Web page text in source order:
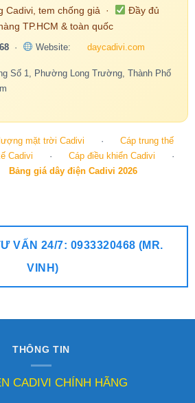
Cadivi, tem chống giả ·
Đầy đủ
TP.HCM & toàn quốc
· Website: daycadivi.com
Số 1, Phường Long Trường, Thành Phố
mặt trời Cadivi ·
Cáp trung thế
Cadivi · Cáp điều khiển Cadivi
·
Bảng giá dây điện Cadivi 2026
VẤN 24/7: 0933320468 (MR.
VINH)
THÔNG TIN
CADIVI CHÍNH HÃNG